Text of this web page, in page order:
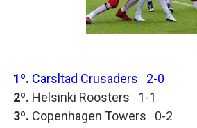
1º. Carsltad Crusaders 2-0
2º. Helsinki Roosters 1-1
3º. Copenhagen Towers 0-2